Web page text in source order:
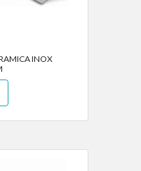
INOX